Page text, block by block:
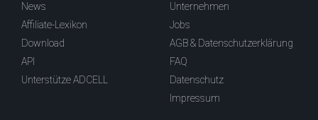
News
Affiliate-Lexikon
Download
API
Unterstütze ADCELL
Unternehmen
Jobs
AGB & Datenschutzerklärung
FAQ
Datenschutz
Impressum